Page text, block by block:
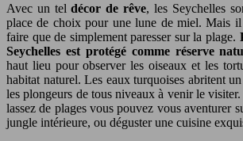
Avec un teldécor de rêve, les Seychelles
place de choix pour une lune de miel. Mais
faire que de simplement paresser sur la plage.
Seychelles est protégé comme réserve
haut lieu pour observer les oiseaux et les
habitat naturel. Les eaux turquoises abritent
les plongeurs de tous niveaux à venir le
lassez de plages vous pouvez vous aventurer
jungle intérieure, ou déguster une cuisine